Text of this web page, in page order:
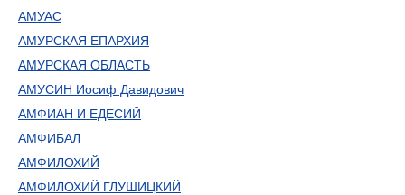
АМУАС
АМУРСКАЯ ЕПАРХИЯ
АМУРСКАЯ ОБЛАСТЬ
АМУСИН Иосиф Давидович
АМФИАН И ЕДЕСИЙ
АМФИБАЛ
АМФИЛОХИЙ
АМФИЛОХИЙ ГЛУШИЦКИЙ